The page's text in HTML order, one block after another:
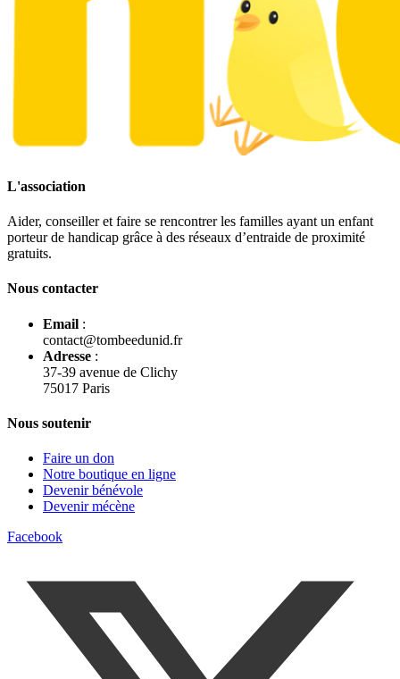
L'association
Aider, conseiller et faire se rencontrer les familles ayant un enfant
porteur de handicap grâce à des réseaux d’entraide de proximité
gratuits.
Nous contacter
Email :
contact@tombeedunid.fr
Adresse :
37-39 avenue de Clichy
75017 Paris
Nous soutenir
Faire un don
Notre boutique en ligne
Devenir bénévole
Devenir mécène
Facebook